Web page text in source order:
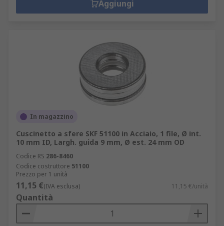
Aggiungi
In magazzino
Cuscinetto a sfere SKF 51100 in Acciaio, 1 file, Ø int.
10 mm ID, Largh. guida 9 mm, Ø est. 24 mm OD
Codice RS 286-8460
Codice costruttore 51100
Prezzo per 1 unità
11,15 €(IVA esclusa) 11,15 €/unità
Quantità